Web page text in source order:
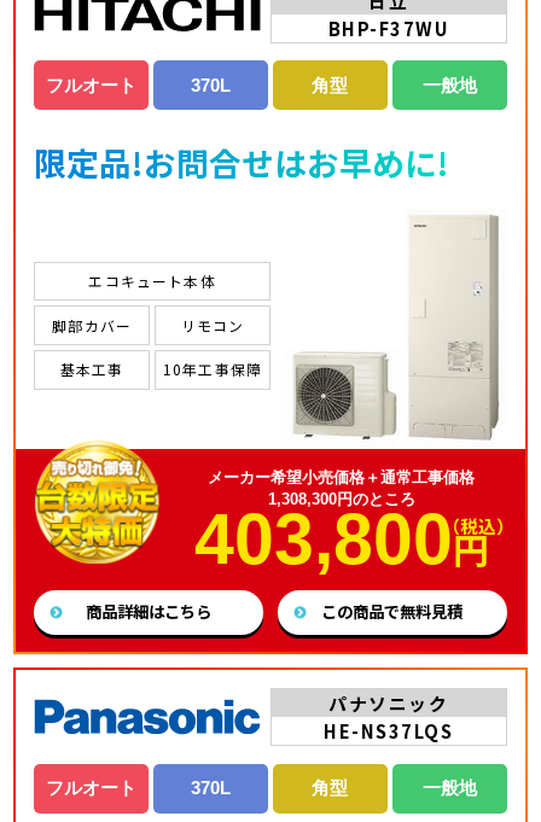
BHP-F37WU
フルオート 370L 角型 一般地
限定品!お問合せはお早めに!
エコキュート本体
脚部カバー リモコン
基本工事 10年工事保障
メーカー希望小売価格＋通常工事価格
1,308,300円のところ
403,800円
（税込）
商品詳細はこちら この商品で無料見積
パナソニック
HE-NS37LQS
フルオート 370L 角型 一般地